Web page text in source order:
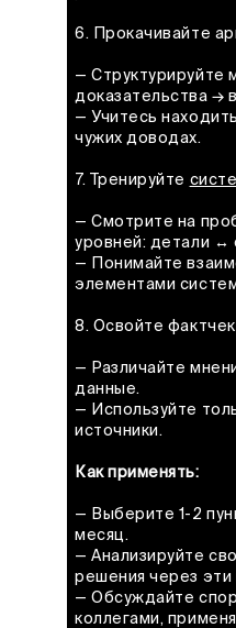
6. Прокачивайте
— Структурируйте
доказательства →
— Учитесь
чужих доводах.
7. Тренируйте
— Смотрите на
уровней: детали ↔
— Понимайте
элементами
8. Освойте
— Различайте
данные.
— Используйте
источники.
Как применять:
— Выберите 1-2
месяц.
— Анализируйте
решения через эти
— Обсуждайте
коллегами,